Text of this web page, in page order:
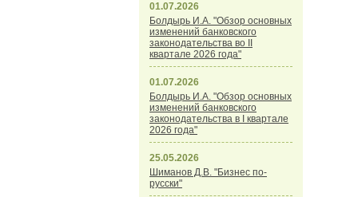
01.07.2026
Болдырь И.А. "Обзор основных
изменений банковского
законодательства во II
квартале 2026 года"
01.07.2026
Болдырь И.А. "Обзор основных
изменений банковского
законодательства в I квартале
2026 года"
25.05.2026
Шиманов Д.В. "Бизнес по-
русски"